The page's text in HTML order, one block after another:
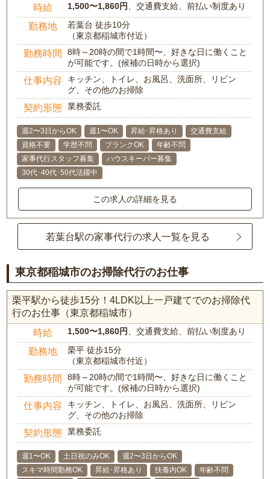
時給 1,500〜1,860円、交通費支給、前払い制度あり
勤務地
若葉台 徒歩10分
（東京都稲城市付近）
勤務時間
8時～20時の間で1時間〜、好きな日に働くこと
が可能です。(候補の日時から選択)
仕事内容
キッチン、トイレ、お風呂、洗面所、リビン
グ、その他のお掃除
契約形態 業務委託
週2〜3日からOK 週1〜OK 昇給･昇格あり
交通費支給
資格不要
学歴不問 ブランクOK
年齢不問
家事代行スタッフ募集
ハウスキーパー募集
30代･40代･50代活躍中
この求人の詳細を見る
若葉台駅の家事代行の求人一覧を見る
東京都稲城市のお掃除代行のお仕事
栗平駅から徒歩15分！4LDK以上一戸建てでのお掃除代
行のお仕事（東京都稲城市）
時給 1,500〜1,860円 、交通費支給、前払い制度あり
勤務地
栗平 徒歩15分
（東京都稲城市付近）
勤務時間
8時～20時の間で1時間〜、好きな日に働くこと
が可能です。(候補の日時から選択)
仕事内容
キッチン、トイレ、お風呂、洗面所、リビン
グ、その他のお掃除
契約形態 業務委託
週1〜OK 土日祝のみOK
週2〜3日からOK
スキマ時間勤務OK
昇給･昇格あり 扶養内OK
年齢不問